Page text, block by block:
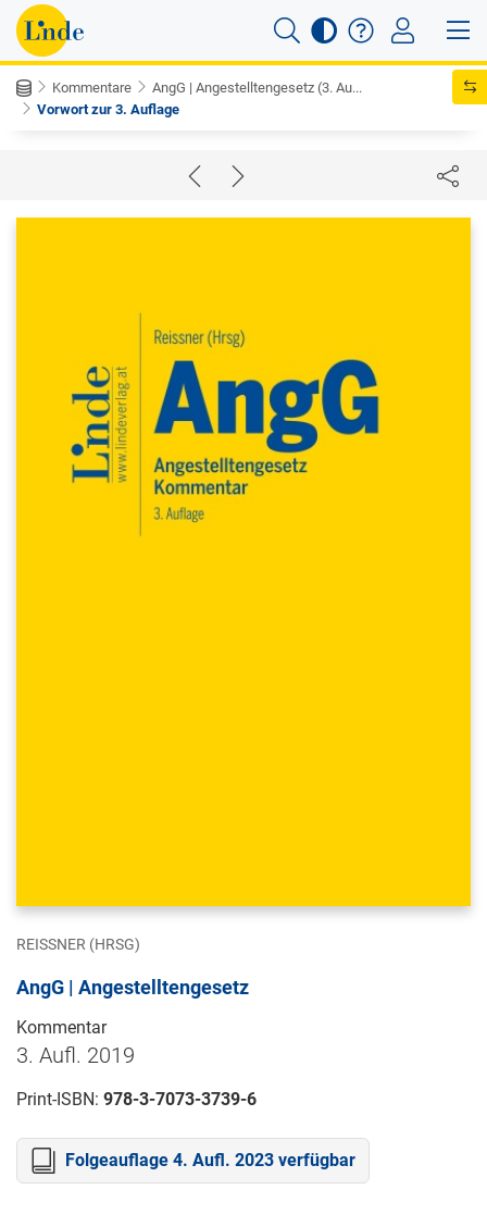
Kommentare
AngG | Angestelltengesetz (3. Au...
Vorwort zur 3. Auflage
REISSNER (HRSG)
AngG | Angestelltengesetz
Kommentar
3. Aufl. 2019
Print-ISBN: 978-3-7073-3739-6
Folgeauflage 4. Aufl. 2023 verfügbar